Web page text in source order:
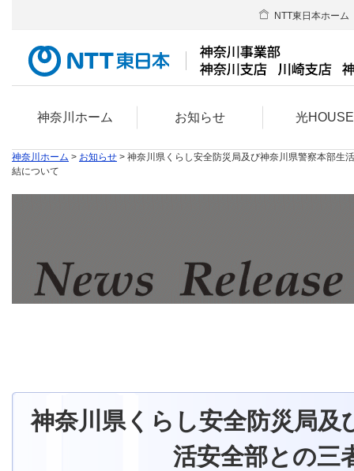
神奈川ホーム お知らせ 光HOUSE
NTT東日本ホーム
神奈川ホーム > お知らせ > 神奈川県くらし安全防災局及び神奈川県警察本部生
結について
神奈川県くらし安全防災局及
活安全部との三